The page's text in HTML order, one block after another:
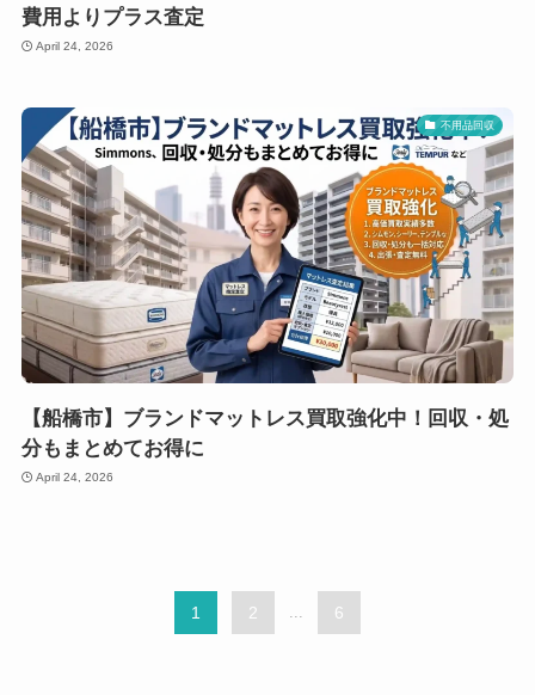
費用よりプラス査定
April 24, 2026
不用品回収
【船橋市】ブランドマットレス買取強化中！回収・処
分もまとめてお得に
April 24, 2026
1 2 ... 6